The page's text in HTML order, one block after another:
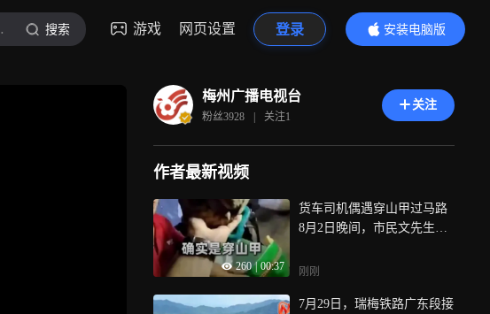
台 搜索 游戏 网页设置 登录
安装电脑版
内容更精彩
梅州广播电视台
粉丝3928 | 关注1
关注
作者最新视频
260 | 00:37
货车司机偶遇穿山甲过马路
8月2日晚间，市民文先生驾
路段时，发现一只中华穿山
置后立即拨打报警电话并移
刚刚
7月29日，瑞梅铁路广东段接